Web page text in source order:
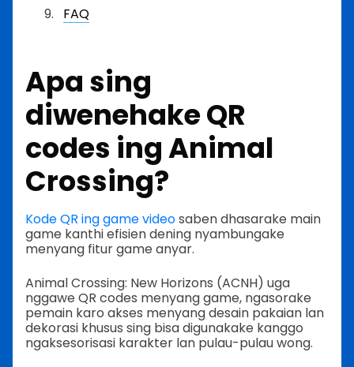
FAQ
Apa sing
diwenehake QR
codes ing Animal
Crossing?
Kode QR ing game videosaben dhasarake main
game kanthi efisien dening nyambungake
menyang fitur game anyar.
Animal Crossing: New Horizons (ACNH) uga
nggawe QR codes menyang game, ngasorake
pemain karo akses menyang desain pakaian lan
dekorasi khusus sing bisa digunakake kanggo
ngaksesorisasi karakter lan pulau-pulau wong.